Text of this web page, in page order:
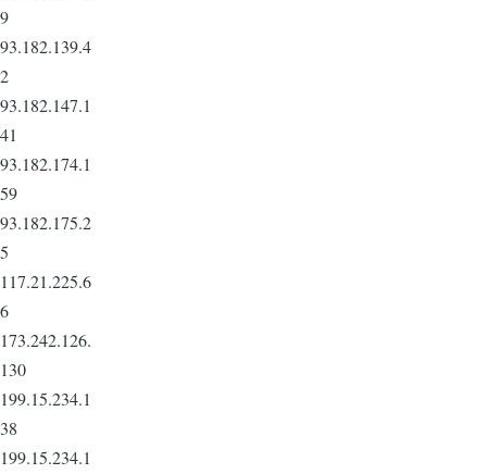
9
93.182.139.4
2
93.182.147.1
41
93.182.174.1
59
93.182.175.2
5
117.21.225.6
6
173.242.126.
130
199.15.234.1
38
199.15.234.1